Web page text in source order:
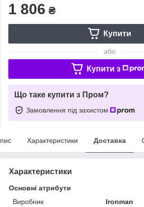
1 806 ₴
Купити
або
Купити з
Що таке купити з Пром?
Замовлення під захистом
Характеристики Доставка
Характеристики
Основні атрибути
Виробник
Ironman